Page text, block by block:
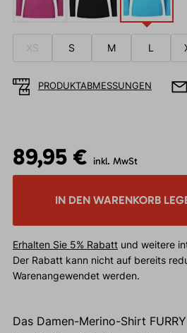
XS S M L
PRODUKTABMESSUNGEN
89,95 € inkl. MwSt
IN DEN WARENKORB
Erhalten Sie 5% Rabattund weitere
Der Rabatt kann nicht auf bereits
Warenangewendet werden.
Das Damen-Merino-Shirt